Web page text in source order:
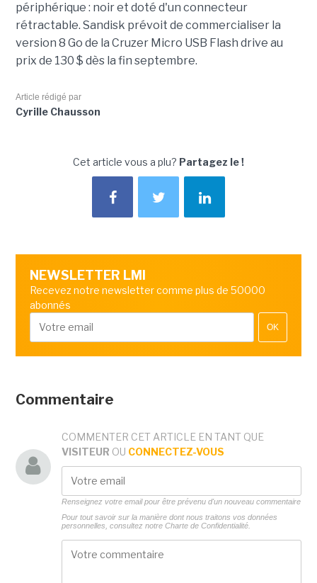
périphérique : noir et doté d'un connecteur
rétractable. Sandisk prévoit de commercialiser la
version 8 Go de la Cruzer Micro USB Flash drive au
prix de 130 $ dès la fin septembre.
Article rédigé par
Cyrille Chausson
Cet article vous a plu? Partagez le !
NEWSLETTER LMI
Recevez notre newsletter comme plus de 50000
abonnés
OK
Commentaire
COMMENTER CET ARTICLE EN TANT QUE
VISITEUR OU CONNECTEZ-VOUS
Renseignez votre email pour être prévenu d'un nouveau commentaire
Pour tout savoir sur la manière dont nous traitons vos données
personnelles, consultez notre Charte de Confidentialité.